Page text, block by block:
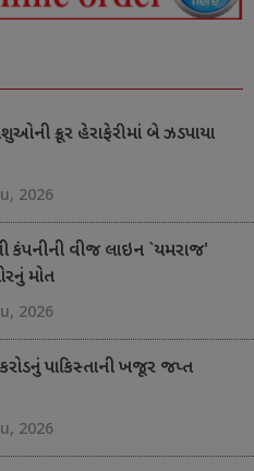
ક્રૂર હેરાફેરીમાં બે ઝડપાયા
2026
કંપનીની વીજ લાઇન `યમરાજ'
મોત
2026
પાકિસ્તાની ખજૂર જપ્ત
2026